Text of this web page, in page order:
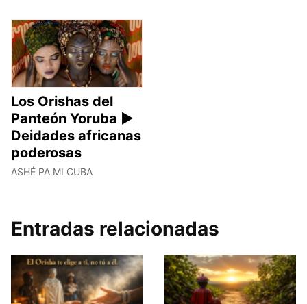
Los Orishas del
Panteón Yoruba ►
Deidades africanas
poderosas
ASHÉ PA MI CUBA
Entradas relacionadas